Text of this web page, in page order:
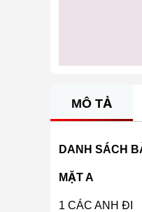
MÔ TẢ
DANH SÁCH
MẶT A
1 CÁC ANH ĐI